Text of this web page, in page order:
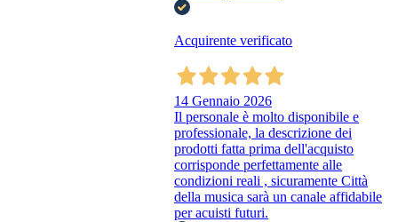
Acquirente verificato
14 Gennaio 2026
Il personale è molto disponibile e
professionale, la descrizione dei
prodotti fatta prima dell'acquisto
corrisponde perfettamente alle
condizioni reali , sicuramente Città
della musica sarà un canale affidabile
per acuisti futuri.